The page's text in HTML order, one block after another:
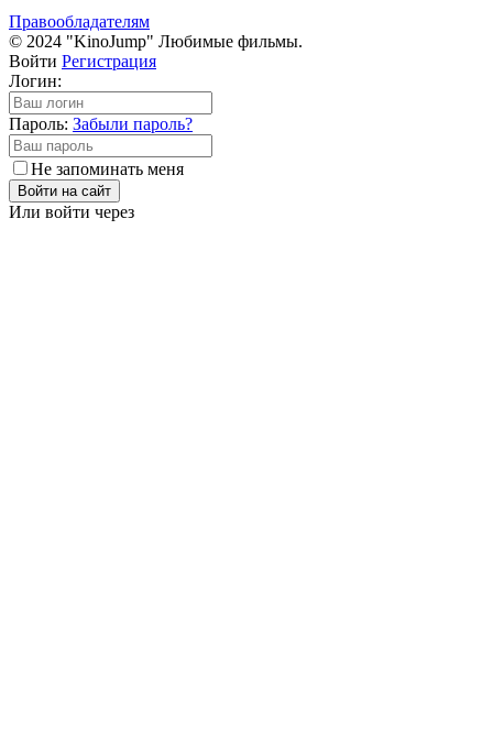
Правообладателям
© 2024 "KinoJump" Любимые фильмы.
Войти Регистрация
Логин:
Пароль: Забыли пароль?
Не запоминать меня
Войти на сайт
Или войти через